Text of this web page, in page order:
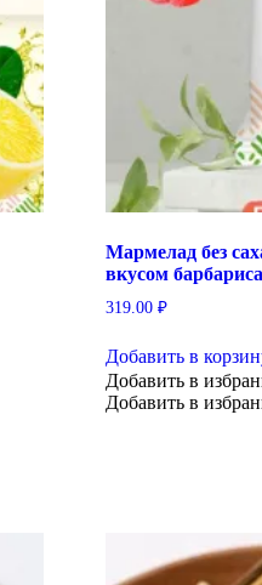
Мармелад без
вкусом
319.00 ₽
Добавить в
Добавить в
Добавить в